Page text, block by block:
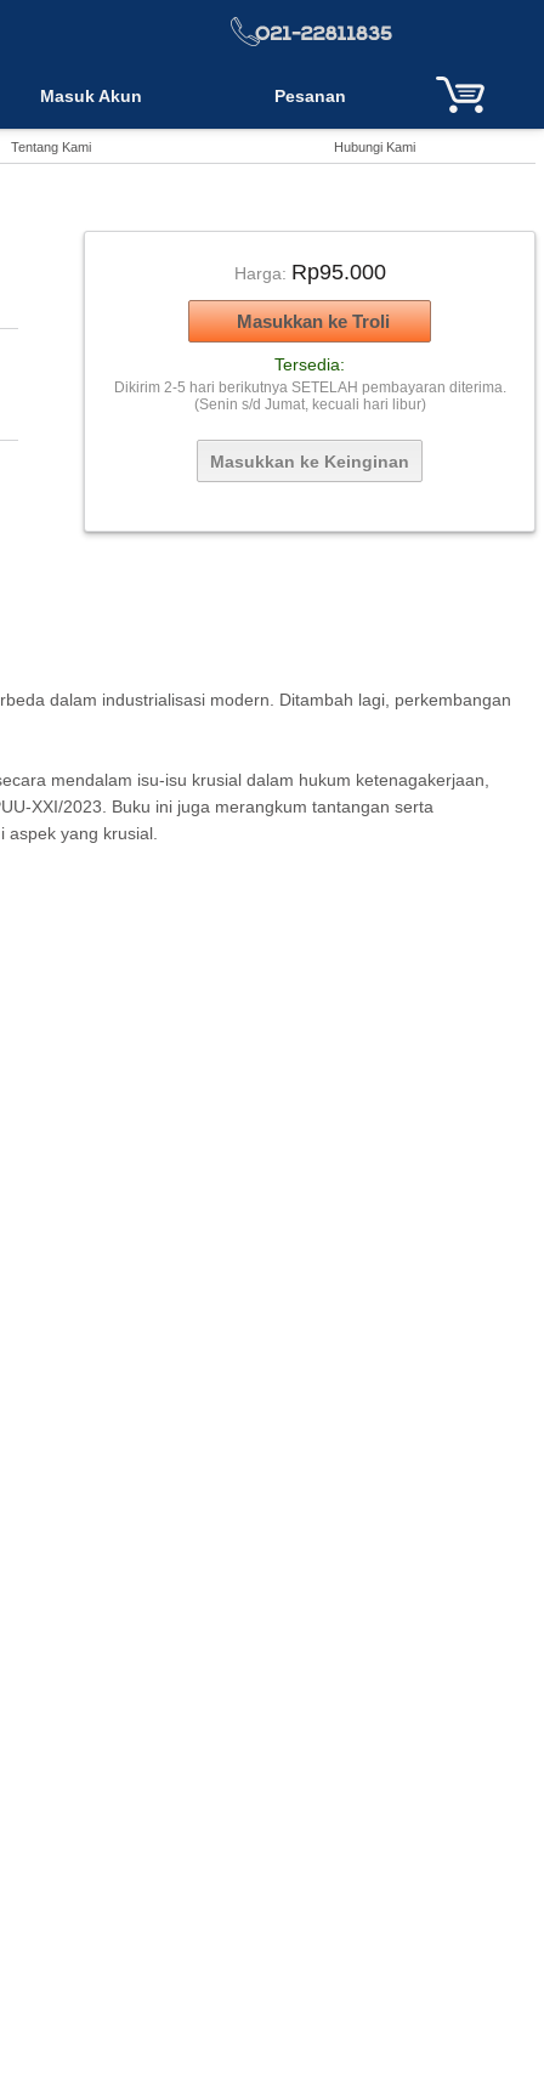
Masuk Akun Pesanan
Tentang Kami Hubungi Kami
Harga: Rp95.000
Tersedia:
Dikirim 2-5 hari berikutnya SETELAH pembayaran diterima.
(Senin s/d Jumat, kecuali hari libur)
dalam industrialisasi modern. Ditambah lagi, perkembangan
mendalam isu-isu krusial dalam hukum ketenagakerjaan,
XXI/2023. Buku ini juga merangkum tantangan serta
yang krusial.